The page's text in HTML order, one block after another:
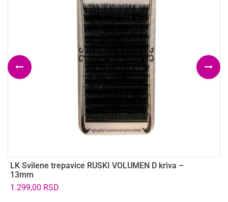
LK Svilene trepavice RUSKI VOLUMEN D kriva –
13mm
1.299,00 RSD